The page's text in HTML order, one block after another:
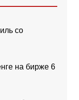
со
на бирже 6